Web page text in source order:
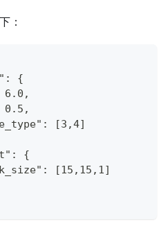
：
{
6.0,
0.5,
[3,4]
{
[15,15,1]